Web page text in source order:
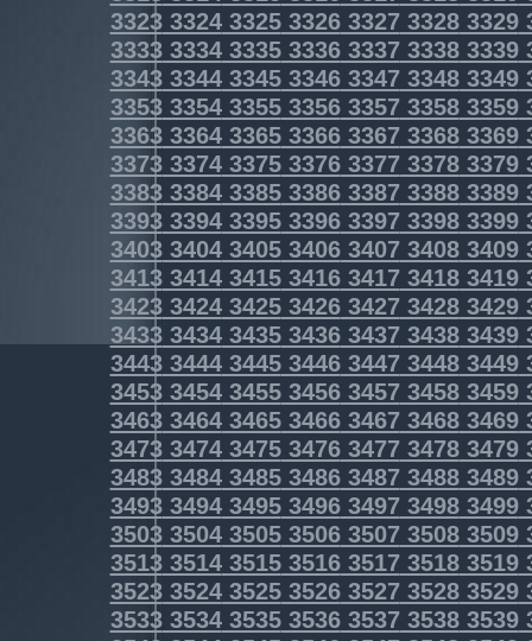
3323332433253326332733283329
3333333433353336333733383339
3343334433453346334733483349
3353335433553356335733583359
3363336433653366336733683369
3373337433753376337733783379
3383338433853386338733883389
3393339433953396339733983399
3403340434053406340734083409
3413341434153416341734183419
3423342434253426342734283429
3433343434353436343734383439
3443344434453446344734483449
3453345434553456345734583459
3463346434653466346734683469
3473347434753476347734783479
3483348434853486348734883489
3493349434953496349734983499
3503350435053506350735083509
3513351435153516351735183519
3523352435253526352735283529
3533353435353536353735383539